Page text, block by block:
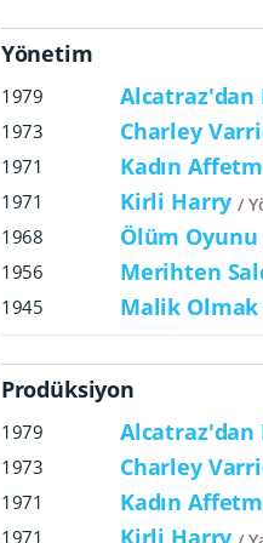
Yönetim
1979 Alcatraz'dan
1973 Charley
1971 Kadın
1971 Kirli Harry
1968 Ölüm Oyunu
1956 Merihten
1945 Malik
Prodüksiyon
1979 Alcatraz'dan
1973 Charley
1971 Kadın
1971 Kirli Harry